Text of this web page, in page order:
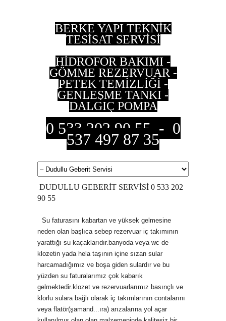
BERKE YAPI TEKNİK
TESİSAT SERVİSİ
HİDROFOR BAKIMI -
GÖMME REZERVUAR -
PETEK TEMİZLİĞİ -
GENLEŞME TANKI -
DALGIÇ POMPA
0 533 202 90 55 - 0
537 497 87 35
DUDULLU GEBERİT SERVİSİ 0 533 202
90 55
Su faturasını kabartan ve yüksek gelmesine
neden olan başlıca sebep rezervuar iç takımının
yarattığı su kaçaklarıdır.banyoda veya wc de
klozetin yada hela taşının içine sızan sular
harcamadığımız ve boşa giden sulardır ve bu
yüzden su faturalarımız çok kabarık
gelmektedir.klozet ve rezervuarlarımız basınçlı ve
klorlu sulara bağlı olarak iç takımlarının contalarını
veya flatör(şamand...ıra) arızalarına yol açar